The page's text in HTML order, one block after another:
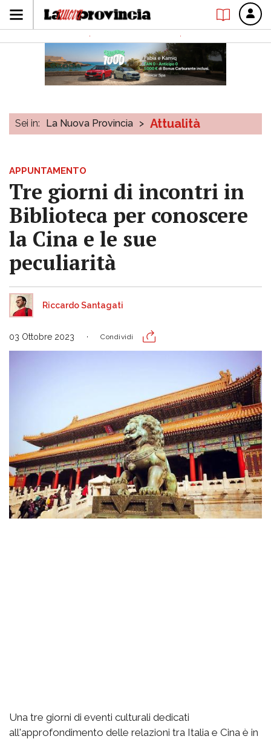
Sei in: La Nuova Provincia > Attualità
APPUNTAMENTO
Tre giorni di incontri in
Biblioteca per conoscere
la Cina e le sue
peculiarità
Riccardo Santagati
03 Ottobre 2023 Condividi
Una tre giorni di eventi culturali dedicati
all'approfondimento delle relazioni tra Italia e Cina è in